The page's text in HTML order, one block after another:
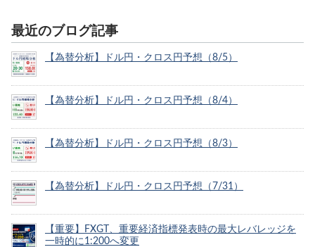
最近のブログ記事
【為替分析】ドル円・クロス円予想（8/5）
【為替分析】ドル円・クロス円予想（8/4）
【為替分析】ドル円・クロス円予想（8/3）
【為替分析】ドル円・クロス円予想（7/31）
【重要】FXGT、重要経済指標発表時の最大レバレッジを
一時的に1:200へ変更